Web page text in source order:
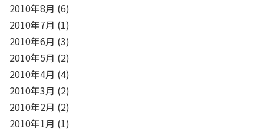
2010年8月 (6)
2010年7月 (1)
2010年6月 (3)
2010年5月 (2)
2010年4月 (4)
2010年3月 (2)
2010年2月 (2)
2010年1月 (1)